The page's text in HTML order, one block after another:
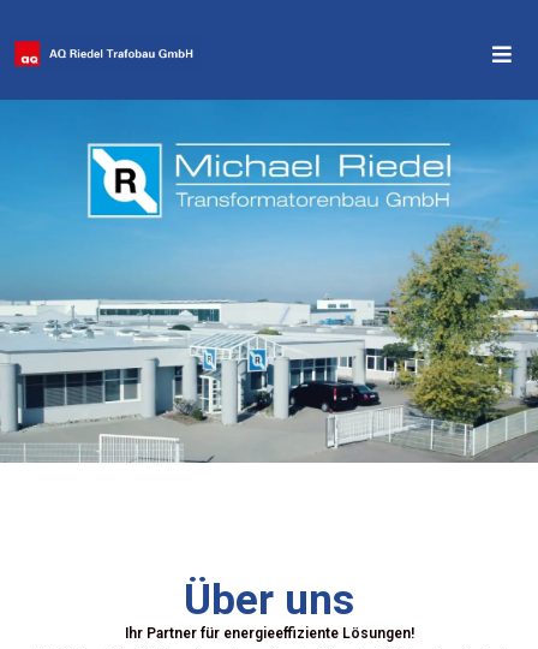
Über uns
Ihr Partner für energieeffiziente Lösungen!